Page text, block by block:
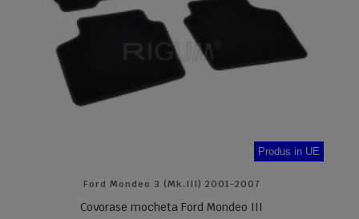
Produs in UE
Ford Mondeo 3 (Mk.III) 2001-2007
Covorase mocheta Ford Mondeo III